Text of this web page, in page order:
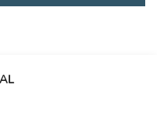
yapın!